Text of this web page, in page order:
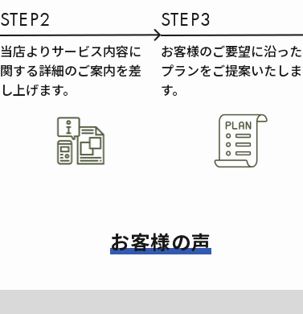
STEP2
当店よりサービス内容に
関する詳細のご案内を差
し上げます。
STEP3
お客様のご要望に沿った
プランをご提案いたしま
す。
お客様の声